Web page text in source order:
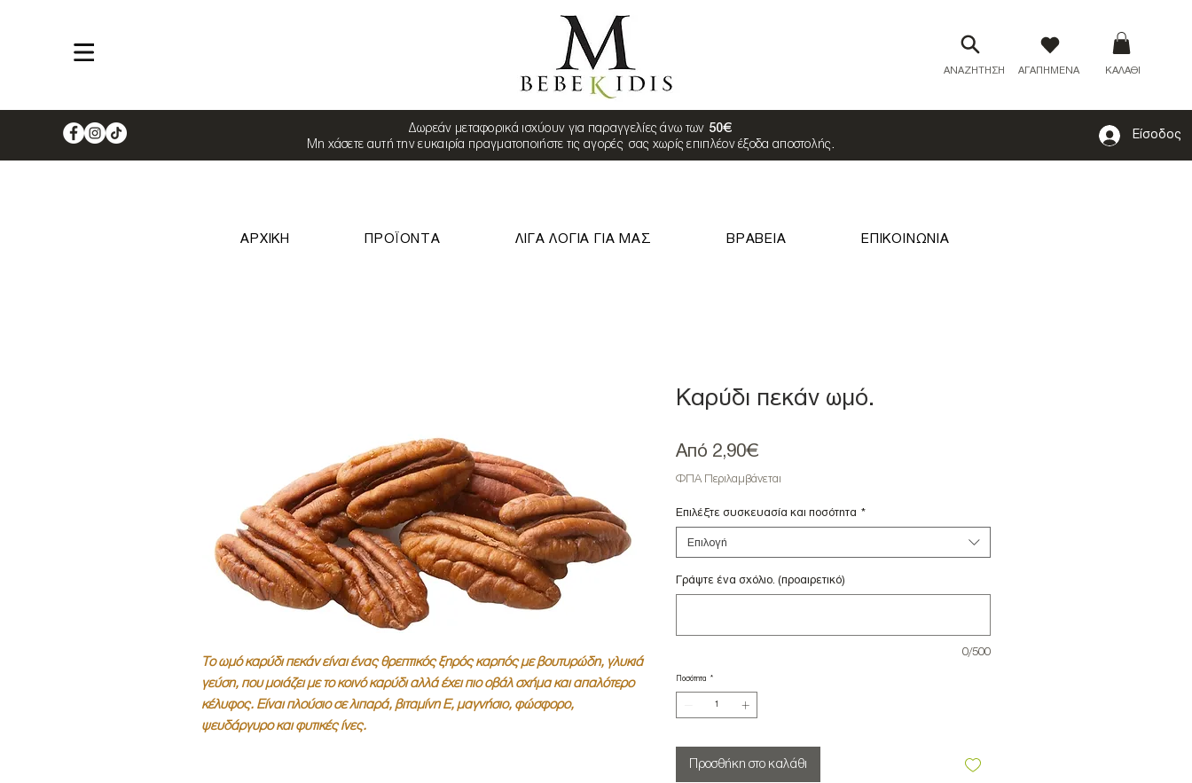
ΑΓΑΠΗΜΕΝΑ
ΑΝΑΖΗΤΗΣΗ ΚΑΛΑΘΙ
Δωρεάν μεταφορικά ισχύουν για παραγγελίες άνω των 50€
Μη χάσετε αυτή την ευκαιρία πραγματοποιήστε τις αγορές σας χωρίς επιπλέον έξοδα αποστολής.
Είσοδος
ΑΡΧΙΚΗ ΠΡΟΪΟΝΤΑ ΛΙΓΑ ΛΟΓΙΑ ΓΙΑ ΜΑΣ ΒΡΑΒΕΙΑ ΕΠΙΚΟΙΝΩΝΙΑ
Το ωμό καρύδι πεκάν είναι ένας θρεπτικός ξηρός καρπός με βουτυρώδη, γλυκιά
γεύση, που μοιάζει με το κοινό καρύδι αλλά έχει πιο οβάλ σχήμα και απαλότερο
κέλυφος. Είναι πλούσιο σε λιπαρά, βιταμίνη Ε, μαγνήσιο, φώσφορο,
ψευδάργυρο και φυτικές ίνες.
Καρύδι πεκάν ωμό.
Από 2,90€
Έκπτωσης
ΦΠΑ Περιλαμβάνεται
Επιλέξτε συσκευασία και ποσότητα *
Επιλογή
Γράψτε ένα σχόλιο. (προαιρετικό)
0/500
Ποσότητα *
Προσθήκη στο καλάθι